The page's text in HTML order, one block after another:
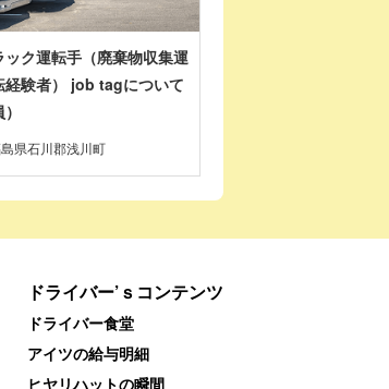
ック運転手（廃棄物収集運
経験者） job tagについて
県石川郡浅川町
ドライバー’ｓコンテンツ
ドライバー食堂
アイツの給与明細
ヒヤリハットの瞬間